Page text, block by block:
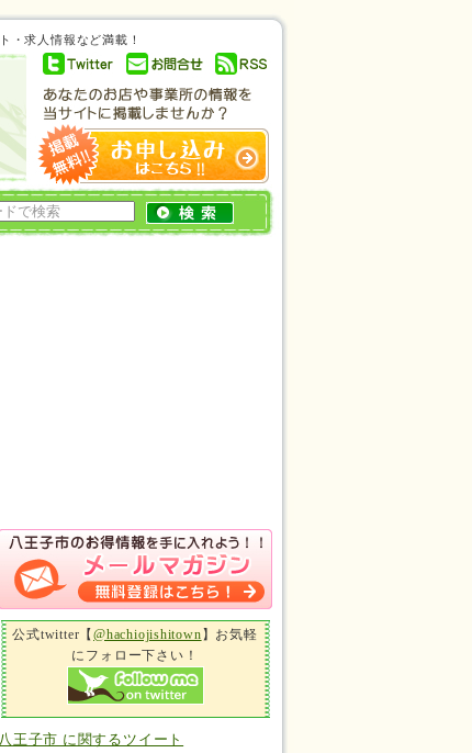
・求人情報など満載！
公式twitter【@hachiojishitown 】お気軽
にフォロー下さい！
八王子市 に関するツイート